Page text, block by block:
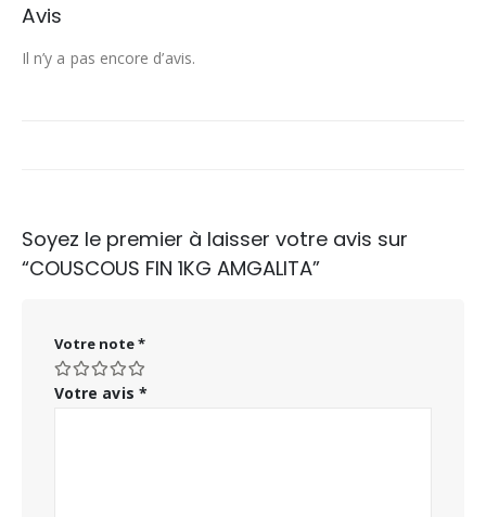
Avis
Il n’y a pas encore d’avis.
Soyez le premier à laisser votre avis sur
“COUSCOUS FIN 1KG AMGALITA”
Votre note*
Votre avis *